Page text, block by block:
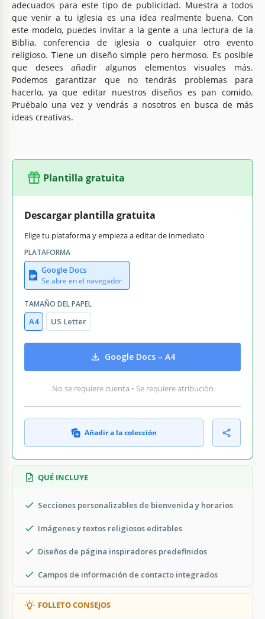
adecuados para este tipo de publicidad. Muestra a todos
que venir a tu iglesia es una idea realmente buena. Con
este modelo, puedes invitar a la gente a una lectura de la
Biblia, conferencia de iglesia o cualquier otro evento
religioso. Tiene un diseño simple pero hermoso. Es posible
que desees añadir algunos elementos visuales más.
Podemos garantizar que no tendrás problemas para
hacerlo, ya que editar nuestros diseños es pan comido.
Pruébalo una vez y vendrás a nosotros en busca de más
ideas creativas.
Plantilla gratuita
Descargar plantilla gratuita
Elige tu plataforma y empieza a editar de inmediato
PLATAFORMA
Google Docs
Se abre en el navegador
TAMAÑO DEL PAPEL
A4 US Letter
Google Docs – A4
No se requiere cuenta • Se requiere atribución
Añadir a la colección
QUÉ INCLUYE
Secciones personalizables de bienvenida y horarios
Imágenes y textos religiosos editables
Diseños de página inspiradores predefinidos
Campos de información de contacto integrados
FOLLETO CONSEJOS